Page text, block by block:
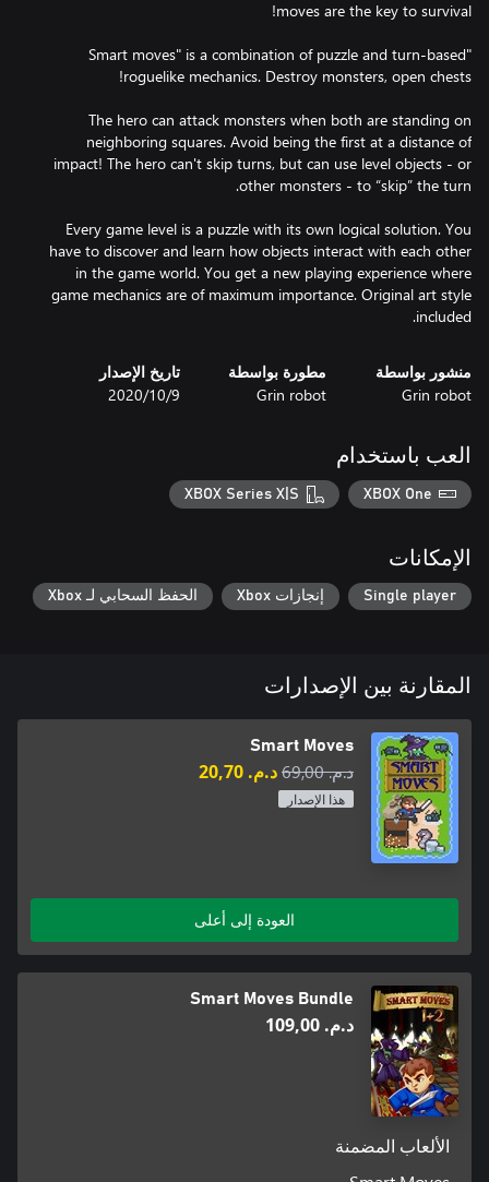
"Smart moves" is a combination of puzzle and turn-based
The hero can attack monsters when both are standing on
neighboring squares. Avoid being the first at a distance of
impact! The hero can't skip turns, but can use level objects - or
Every game level is a puzzle with its own logical solution. You
have to discover and learn how objects interact with each other
in the game world. You get a new playing experience where
game mechanics are of maximum importance. Original art style
included.
منشور بواسطة
Grin robot
مطورة بواسطة
Grin robot
تاريخ الإصدار
9‏/10‏/2020
العب باستخدام
XBOX One
XBOX Series X|S
الإمكانات
Single player إنجازات Xbox الحفظ السحابي لـ Xbox
المقارنة بين الإصدارات
Smart Moves
د.م.‏ 69,00 د.م.‏ 20,70
هذا الإصدار
العودة إلى أعلى
Smart Moves Bundle
د.م.‏ 109,00
الألعاب المضمنة